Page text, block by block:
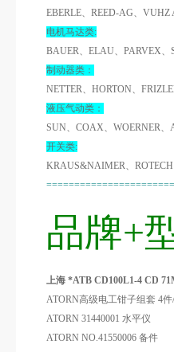
EBERLE、REED-AG、
电机马达类:
BAUER、ELAU、PARVEX
制动器类：
NETTER、HORTON、
液压气动类：
SUN、COAX、WOERNER
开关类:
KRAUS&NAIMER、
品牌+
上海 *ATB CD100L1-4 CD
ATORN高级电工钳子组套 4
ATORN 31440001 水平仪
ATORN NO.41550006 备件